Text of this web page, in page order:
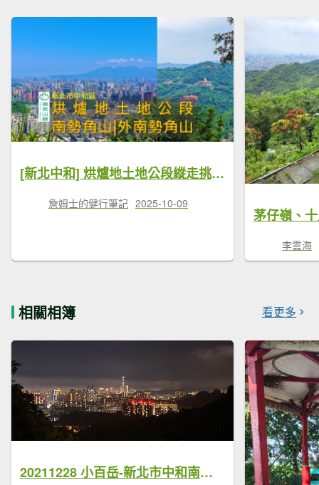
[新北中和] 烘爐地土地公段縱走挑戰！12公里稜線串聯光明頂＋南勢角山+五尖山+外南勢角山 | 微笑山線
詹姆士的健行筆記 2025-10-09
李雲海
相關相簿 看更多
20211228 小百岳-新北市中和南勢角山